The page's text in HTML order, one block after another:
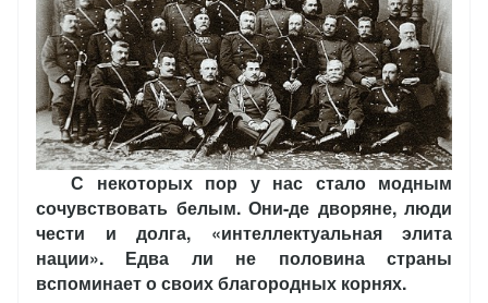
С некоторых пор у нас стало модным
сочувствовать белым. Они-де дворяне, люди
чести и долга, «интеллектуальная элита
нации». Едва ли не половина страны
вспоминает о своих благородных корнях.